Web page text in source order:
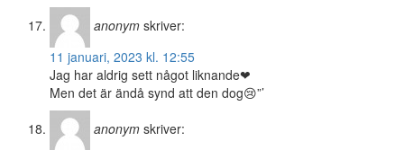
anonym skriver:
11 januari, 2023 kl. 12:55
Jag har aldrig sett något liknande❤
Men det är ändå synd att den dog😢”’
anonym skriver: